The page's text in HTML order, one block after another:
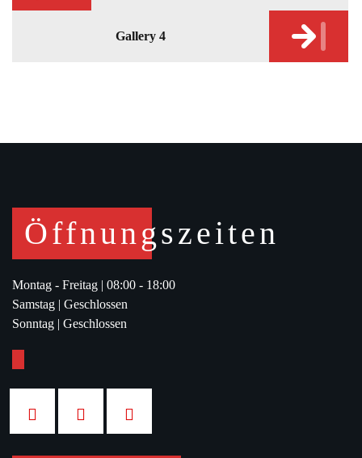
Gallery 4
Öffnungszeiten
Montag - Freitag | 08:00 - 18:00
Samstag | Geschlossen
Sonntag | Geschlossen